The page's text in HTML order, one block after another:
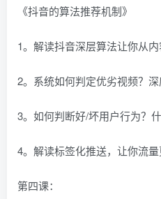
《抖音的算法推荐机制》
1。解读抖音深层算法让你从
2。系统如何判定优劣视频？
3。如何判断好/坏用户行为？
4。解读标签化推送，让你流
第四课：